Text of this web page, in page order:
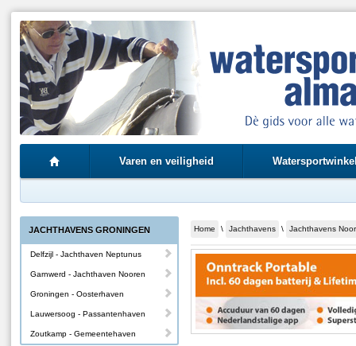
Varen en veiligheid
Home \ Jachthavens \ Jachthavens
JACHTHAVENS GRONINGEN
Delfzijl - Jachthaven Neptunus
Garnwerd - Jachthaven Nooren
Groningen - Oosterhaven
Lauwersoog - Passantenhaven
Zoutkamp - Gemeentehaven